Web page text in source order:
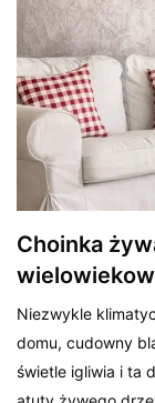
Choinka
Niezwykle
domu, cudowny
świetle igliwia i ta